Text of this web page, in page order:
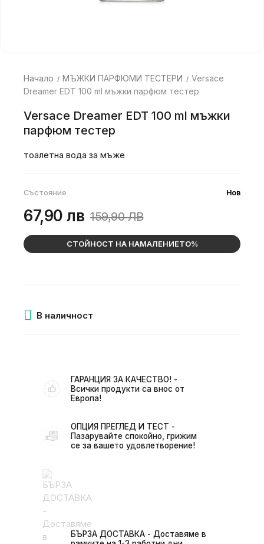
Начало МЪЖКИ ПАРФЮМИ ТЕСТЕРИ
Versace
Dreamer EDT 100 ml мъжки парфюм тестер
Versace Dreamer EDT 100 ml мъжки
парфюм тестер
тоалетна вода за мъже
Състояние Нов
67,90 лв 159,90 ЛВ
СТОЙНОСТ НА НАМАЛЕНИЕТО%
В наличност
ГАРАНЦИЯ ЗА КАЧЕСТВО! -
Всички продукти са внос от
Европа!
ОПЦИЯ ПРЕГЛЕД И ТЕСТ -
Пазарувайте спокойно, грижим
се за вашето удовлетворение!
БЪРЗА ДОСТАВКА - Доставяме в